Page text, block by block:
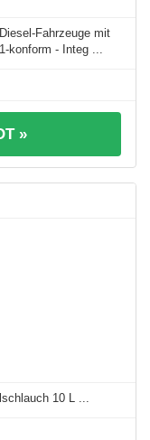
Fahrzeuge mit
konform - Integ ...
»
10 L ...